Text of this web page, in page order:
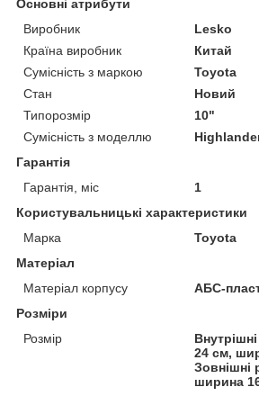
Основні атрибути
Виробник
Lesko
Країна виробник
Китай
Сумісність з маркою
Toyota
Стан
Новий
Типорозмір
10"
Сумісність з моделлю
Гарантія
Гарантія, міс
1
Користувальницькі характеристики
Марка
Toyota
Матеріал
Матеріал корпусу
АБС-
Розміри
Розмір
24 см,
Зовнішні
ширина